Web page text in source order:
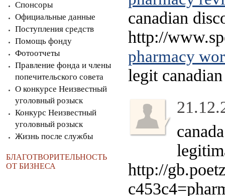
Спонсоры
Официальные данные
Поступления средств
Помощь фонду
Фотоотчеты
Правление фонда и члены
попечительского совета
О конкурсе Неизвестный
уголовный розыск
Конкурс Неизвестный
уголовный розыск
Жизнь после службы
БЛАГОТВОРИТЕЛЬНОСТЬ
ОТ БИЗНЕСА
canadian
http://
pharmacy
legit
http://